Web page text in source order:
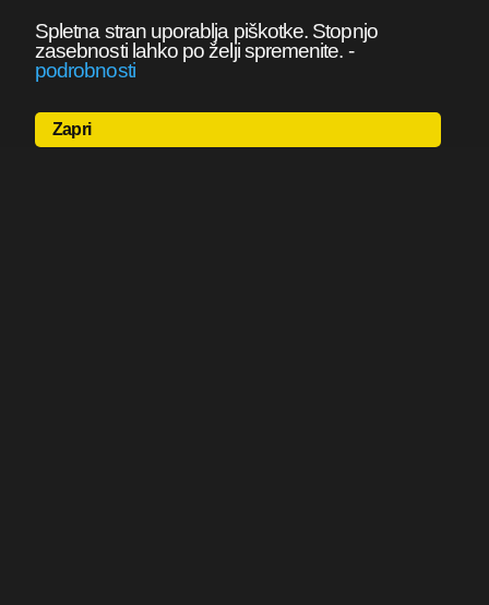
Spletna stran uporablja piškotke. Stopnjo
zasebnosti lahko po želji spremenite. -
podrobnosti
Zapri